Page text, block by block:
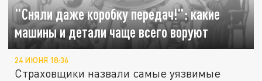
"Сняли даже коробку передач!": какие
машины и детали чаще всего воруют
24 ИЮНЯ 18:36
Страховщики назвали самые уязвимые